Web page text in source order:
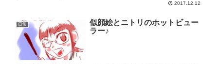
2017.12.12
日常
似顔絵とニトリのホットビュー
ラー♪